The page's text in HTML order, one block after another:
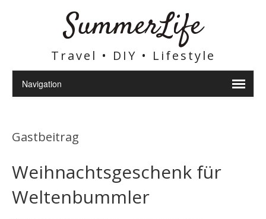
SummerLife
Travel • DIY • Lifestyle
Gastbeitrag
Weihnachtsgeschenk für
Weltenbummler